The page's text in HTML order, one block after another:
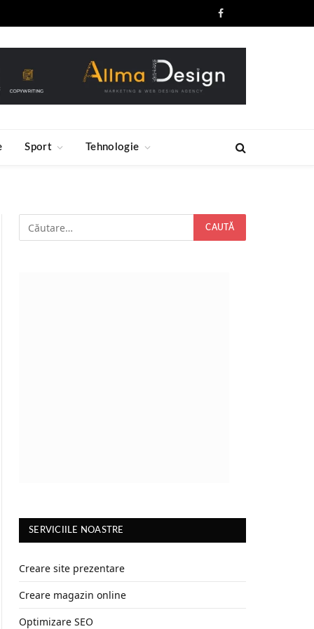
Facebook
Sport Tehnologie
SERVICIILE NOASTRE
Creare site prezentare
Creare magazin online
Optimizare SEO